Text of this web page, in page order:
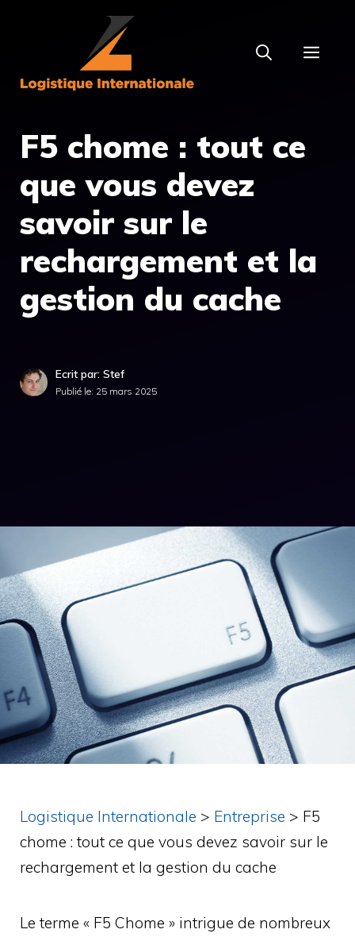
F5 chome : tout ce
que vous devez
savoir sur le
rechargement et la
gestion du cache
Ecrit par: Stef
Publié le: 25 mars 2025
Logistique Internationale > Entreprise > F5
chome : tout ce que vous devez savoir sur le
rechargement et la gestion du cache
Le terme « F5 Chome » intrigue de nombreux